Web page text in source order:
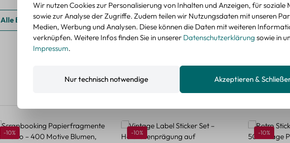
Alle Bewertungen anzeigen
Rabatt
-10% Rabatt
-10% Rabatt
-10%
Wir nutzen Cookies zur Personalisierung von Inhalten und Anzeigen, für soziale
sowie zur Analyse der Zugriffe. Zudem teilen wir Nutzungsdaten mit unseren
Medien, Werbung und Analysen. Diese können die Daten mit weiteren
verknüpfen. Weitere Infos finden Sie in unserer Datenschutzerklärung sowie in
Impressum.
Nur technisch notwendige Akzeptieren &